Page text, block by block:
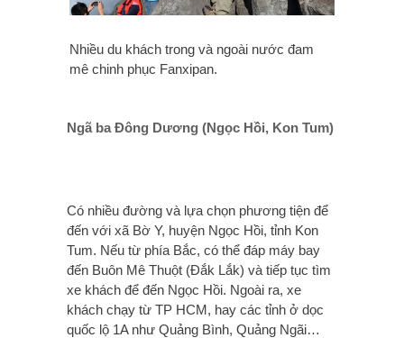
Nhiều du khách trong và ngoài nước đam
mê chinh phục Fanxipan.
Ngã ba Đông Dương (Ngọc Hồi, Kon Tum)
Có nhiều đường và lựa chọn phương tiện để
đến với xã Bờ Y, huyện Ngọc Hồi, tỉnh Kon
Tum. Nếu từ phía Bắc, có thể đáp máy bay
đến Buôn Mê Thuột (Đắk Lắk) và tiếp tục tìm
xe khách để đến Ngọc Hồi. Ngoài ra, xe
khách chạy từ TP HCM, hay các tỉnh ở dọc
quốc lộ 1A như Quảng Bình, Quảng Ngãi…